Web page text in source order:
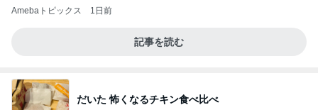
Amebaトピックス 1日前
記事を読む
だいた 怖くなるチキン食べ比べ